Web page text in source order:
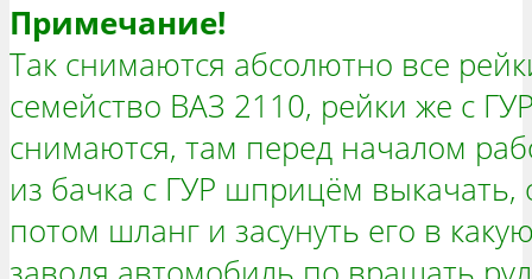
Примечание!
Так снимаются абсолютно все
семейство ВАЗ 2110, рейки же с
снимаются, там перед началом
из бачка с ГУР шприцём выкачать,
потом шланг и засунуть его в